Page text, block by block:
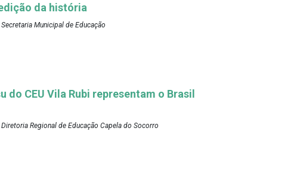
da história
Municipal de Educação
CEU Vila Rubi representam o Brasil
Regional de Educação Capela do Socorro